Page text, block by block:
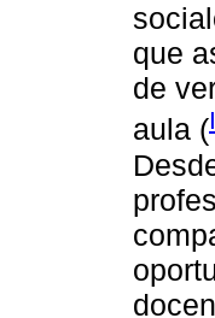
que
de
aula (